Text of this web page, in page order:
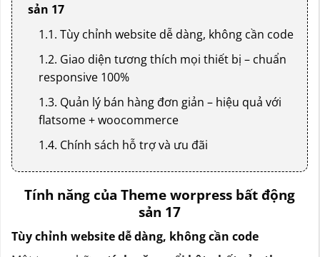
sản 17
1.1. Tùy chỉnh website dễ dàng, không cần code
1.2. Giao diện tương thích mọi thiết bị – chuẩn
responsive 100%
1.3. Quản lý bán hàng đơn giản – hiệu quả với
flatsome + woocommerce
1.4. Chính sách hỗ trợ và ưu đãi
Tính năng của Theme worpress bất động
sản 17
Tùy chỉnh website dễ dàng, không cần code